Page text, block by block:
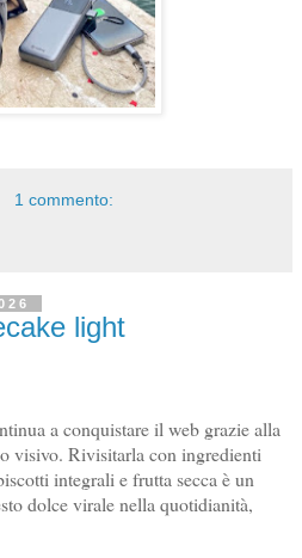
1 commento:
light
a conquistare il web grazie alla
visivo. Rivisitarla con ingredienti
integrali e frutta secca è un
dolce virale nella quotidianità,